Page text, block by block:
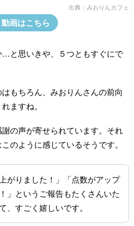
出典： みおりんカフェ
動画はこちら
…と思いきや、５つともすぐにで
もちろん、みおりんさんの前向
ますね。
の声が寄せられています。それ
のように感じているそうです。
がりました！」「点数がアップ
」というご報告もたくさんいた
、すごく嬉しいです。